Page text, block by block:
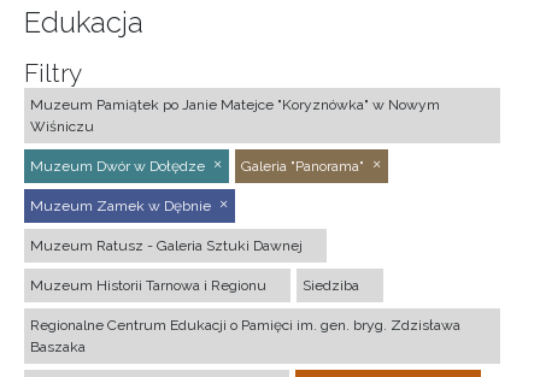
Edukacja
Filtry
Muzeum Pamiątek po Janie Matejce "Koryznówka" w Nowym
Wiśniczu
Muzeum Dwór w Dołędze Galeria "Panorama"
Muzeum Zamek w Dębnie
Muzeum Ratusz - Galeria Sztuki Dawnej
Muzeum Historii Tarnowa i Regionu Siedziba
Regionalne Centrum Edukacji o Pamięci im. gen. bryg. Zdzisława
Baszaka